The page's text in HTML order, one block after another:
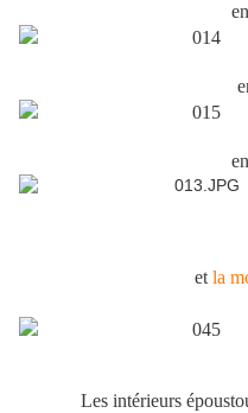
et la
Les intérieurs